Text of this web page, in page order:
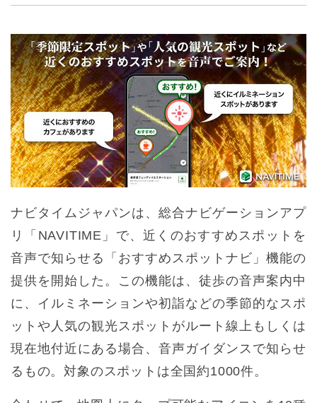
ナビタイムジャパンは、総合ナビゲーションアプ
リ「NAVITIME」で、近くのおすすめスポットを
音声で知らせる「おすすめスポットナビ」機能の
提供を開始した。この機能は、徒歩の音声案内中
に、イルミネーションや初詣などの季節的なスポ
ットや人気の観光スポットがルート線上もしくは
現在地付近にある場合、音声ガイダンスで知らせ
るもの。対象のスポットは全国約1000件。